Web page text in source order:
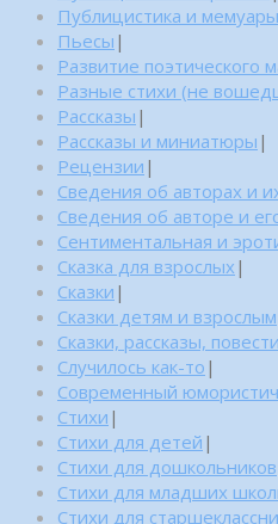
Публицистика и мемуары
Пьесы |
Развитие поэтического
Разные стихи (не
Рассказы |
Рассказы и миниатюры |
Рецензии |
Сведения об авторах и
Сведения об авторе и
Сентиментальная и
Сказка для взрослых |
Сказки |
Сказки детям и взрослым
Сказки, рассказы, повести
Случилось как-то |
Современный
Стихи |
Стихи для детей |
Стихи для дошкольников
Стихи для младших
Стихи для